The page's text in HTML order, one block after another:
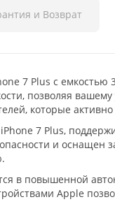
и Возврат
7 Plus с
позволяя
которые
7 Plus,
и оснащен
в повышенной
Apple